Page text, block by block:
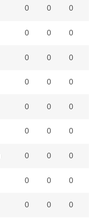
0 0 0
0 0 0
0 0 0
0 0 0
0 0 0
0 0 0
0 0 0
0 0 0
0 0 0